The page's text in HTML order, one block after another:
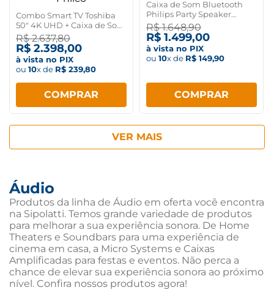
Combo Smart TV Toshiba
50" 4K UHD + Caixa de Som
Amplificada Bluetooth
Philco
R$ 2.637,80
R$ 2.398,00
à vista no PIX
ou 10x de R$ 239,80
COMPRAR
Caixa de Som Bluetooth
Philips Party Speaker
2400W TAX5509
R$ 1.648,90
R$ 1.499,00
à vista no PIX
ou 10x de R$ 149,90
COMPRAR
Áudio
Produtos da linha de Áudio em oferta você encontra
na Sipolatti. Temos grande variedade de produtos
para melhorar a sua experiência sonora. De Home
Theaters e Soundbars para uma experiência de
cinema em casa, a Micro Systems e Caixas
Amplificadas para festas e eventos. Não perca a
chance de elevar sua experiência sonora ao próximo
nível. Confira nossos produtos agora!